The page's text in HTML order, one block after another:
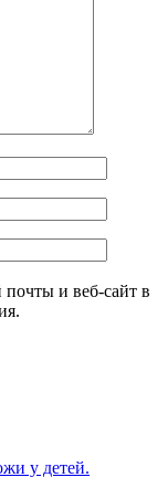
и веб-сайт в
у детей.